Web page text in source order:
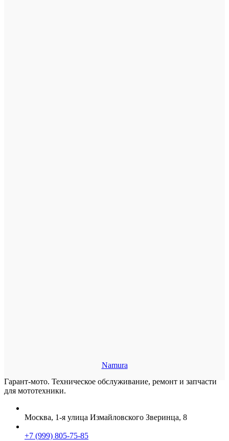
Namura
Гарант-мото. Техническое обслуживание, ремонт и запчасти
для мототехники.
Москва, 1-я улица Измайловского Зверинца, 8
+7 (999) 805-75-85